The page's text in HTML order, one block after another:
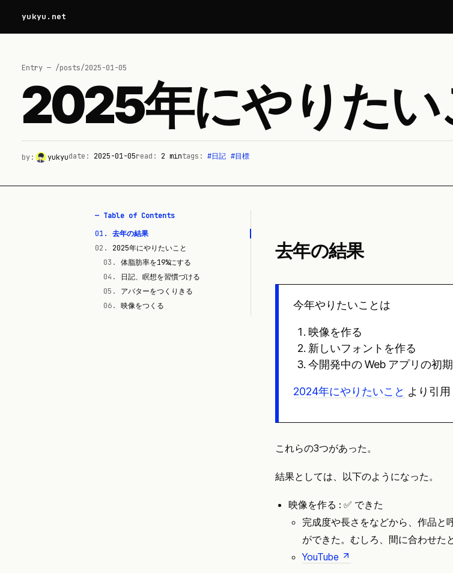
yukyu.net
Entry — /posts/2025-01-05
2025年にやりたい
by: yukyudate: 2025-01-05read: 2 mintags: #日記 #目標
— Table of Contents
01 .
去年の結果
02 .
2025年にやりたいこと
03 .
体脂肪率を19%にする
04 .
日記、瞑想を習慣づける
05 .
アバターをつくりきる
06. 映像をつくる
去年の結果
今年やりたいことは
映像を作る
新しいフォントを作る
今開発中の Web アプリの初
2024年にやりたいこと より引用
これらの3つがあった。
結果としては、以下のようになった。
映像を作る : ✅ できた
完成度や長さをなどから、作品と
ができた。むしろ、間に合わせた
YouTube